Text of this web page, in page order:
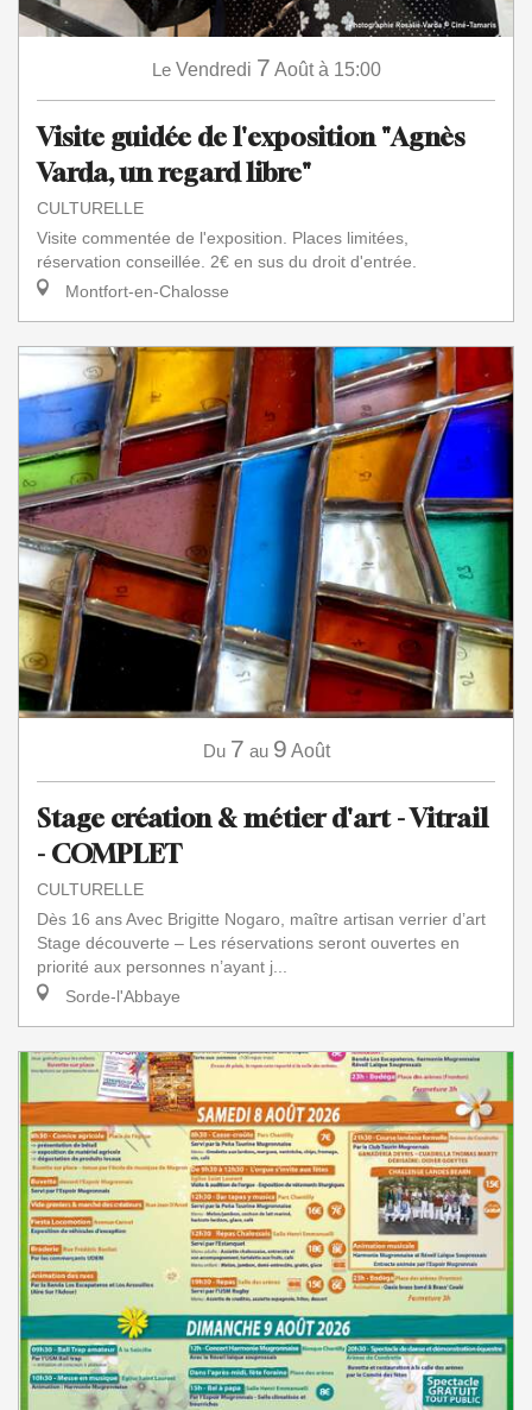
Le Vendredi 7 Août à 15:00
Visite guidée de l'exposition "Agnès
Varda, un regard libre"
CULTURELLE
Visite commentée de l'exposition. Places limitées,
réservation conseillée. 2€ en sus du droit d'entrée.
Montfort-en-Chalosse
Du 7 au 9 Août
Stage création & métier d'art - Vitrail
- COMPLET
CULTURELLE
Dès 16 ans Avec Brigitte Nogaro, maître artisan verrier d’art
Stage découverte – Les réservations seront ouvertes en
priorité aux personnes n’ayant j...
Sorde-l'Abbaye